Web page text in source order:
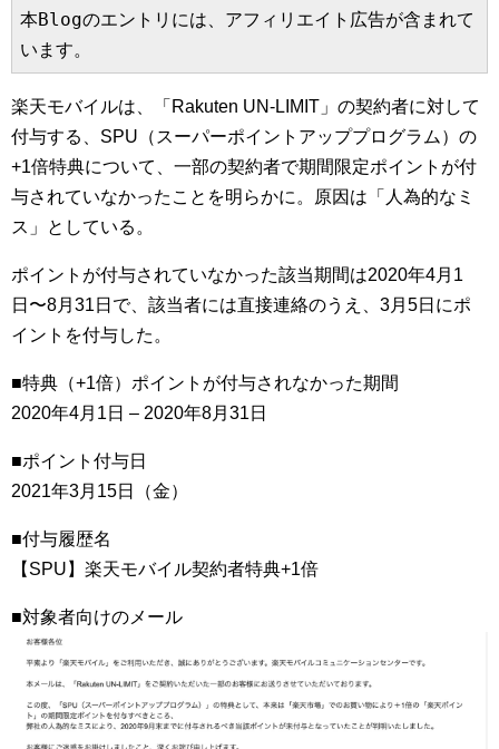
本Blogのエントリには、アフィリエイト広告が含まれて
います。
楽天モバイルは、「Rakuten UN-LIMIT」の契約者に対して
付与する、SPU（スーパーポイントアッププログラム）の
+1倍特典について、一部の契約者で期間限定ポイントが付
与されていなかったことを明らかに。原因は「人為的なミ
ス」としている。
ポイントが付与されていなかった該当期間は2020年4月1
日〜8月31日で、該当者には直接連絡のうえ、3月5日にポ
イントを付与した。
■特典（+1倍）ポイントが付与されなかった期間
2020年4月1日 – 2020年8月31日
■ポイント付与日
2021年3月15日（金）
■付与履歴名
【SPU】楽天モバイル契約者特典+1倍
■対象者向けのメール